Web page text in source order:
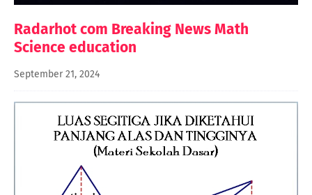
Radarhot com Breaking News Math
Science education
September 21, 2024